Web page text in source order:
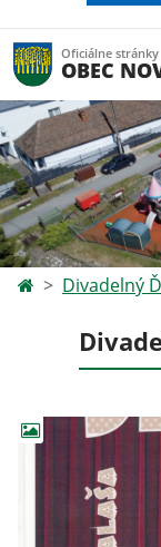
Oficiálne stránky
OBEC
Divadelný